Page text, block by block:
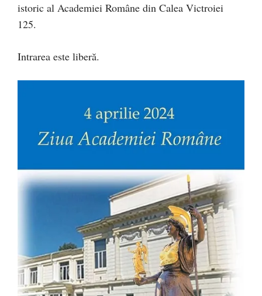
istoric al Academiei Române din Calea Victroiei
125.
Intrarea este liberă.